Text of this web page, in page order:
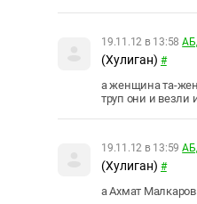
19.11.12 в 13:58
(Хулиган) #
а женщина та-
труп они и везли
19.11.12 в 13:59
(Хулиган) #
а Ахмат